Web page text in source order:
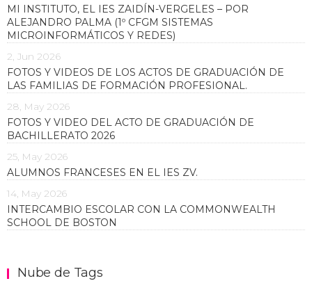
MI INSTITUTO, EL IES ZAIDÍN-VERGELES – POR
ALEJANDRO PALMA (1º CFGM SISTEMAS
MICROINFORMÁTICOS Y REDES)
2, Jun 2026
FOTOS Y VIDEOS DE LOS ACTOS DE GRADUACIÓN DE
LAS FAMILIAS DE FORMACIÓN PROFESIONAL.
28, May 2026
FOTOS Y VIDEO DEL ACTO DE GRADUACIÓN DE
BACHILLERATO 2026
25, May 2026
ALUMNOS FRANCESES EN EL IES ZV.
14, May 2026
INTERCAMBIO ESCOLAR CON LA COMMONWEALTH
SCHOOL DE BOSTON
Nube de Tags